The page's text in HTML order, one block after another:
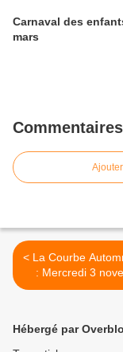
Carnaval des
mars
Commentaires
< La Courbe Automne 2021
: Mercredi 3
Hébergé par